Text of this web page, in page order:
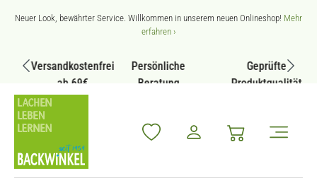
Zum Hauptinhalt springen
Neuer Look, bewährter Service. Willkommen in unserem neuen Onlineshop! Mehr
erfahren ›
Versandkostenfrei
ab 69€
Persönliche
Beratung
Geprüfte
Produktqualität